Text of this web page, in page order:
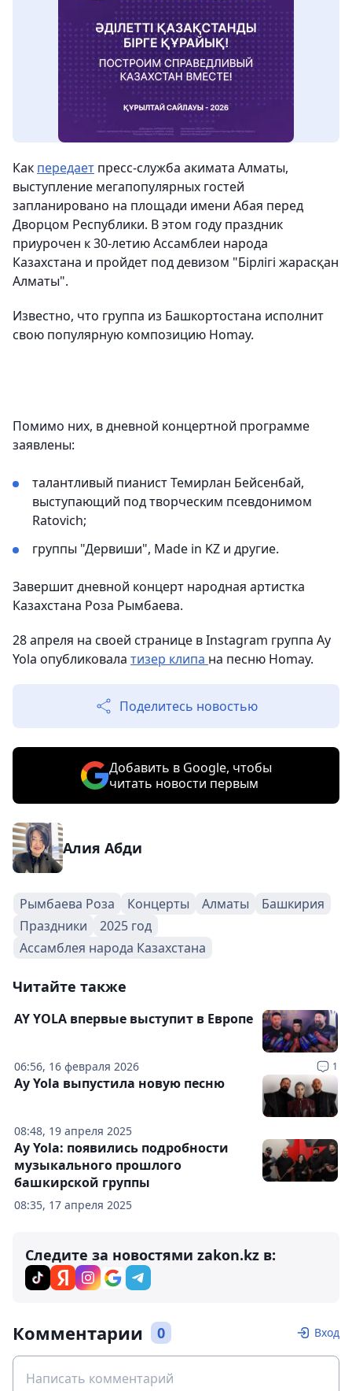
Как передает пресс-служба акимата Алматы,
выступление мегапопулярных гостей
запланировано на площади имени Абая перед
Дворцом Республики. В этом году праздник
приурочен к 30-летию Ассамблеи народа
Казахстана и пройдет под девизом "Бірлігі жарасқан
Алматы".
Известно, что группа из Башкортостана исполнит
свою популярную композицию Homay.
Помимо них, в дневной концертной программе
заявлены:
талантливый пианист Темирлан Бейсенбай,
выступающий под творческим псевдонимом
Ratovich;
группы "Дервиши", Made in KZ и другие.
Завершит дневной концерт народная артистка
Казахстана Роза Рымбаева.
28 апреля на своей странице в Instagram группа Ay
Yola опубликовала тизер клипа на песню Homay.
Поделитесь новостью
Добавить в Google, чтобы
читать новости первым
Алия Абди
Рымбаева Роза Концерты Алматы
Башкирия
Праздники
2025 год
Ассамблея народа Казахстана
Читайте также
06:56, 16 февраля 2026 1
AY YOLA впервые выступит в Европе
08:48, 19 апреля 2025
Ay Yola выпустила новую песню
08:35, 17 апреля 2025
Ay Yola: появились подробности
музыкального прошлого
башкирской группы
Следите за новостями zakon.kz в:
Комментарии 0 Вход